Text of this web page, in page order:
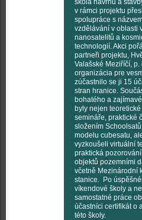
škola návrhu a
v rámci projektu
spolupráce s
vzdělávání v oblasti
nanosatelitů a
technologií. Akci
partneři projektu,
Valašské Meziříčí,
organizácia pre
zúčastnilo se ji 15
stran hranice.
bohatého a
byly nejen
semináře, praktické
složením
modelu cubesatu,
vyzkoušeli virtuální
praktická
objektů pozemními
včetně Mezinárodní
stanice. Po
víkendové školy a
samostatné práce
účastníci certifikát o
této školy.